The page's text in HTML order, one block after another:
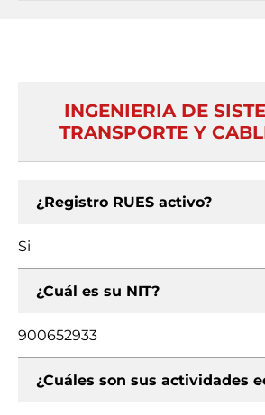
INGENIERIA DE
TRANSPORTE Y
¿Registro RUES activo?
Si
¿Cuál es su NIT?
900652933
¿Cuáles son sus actividades